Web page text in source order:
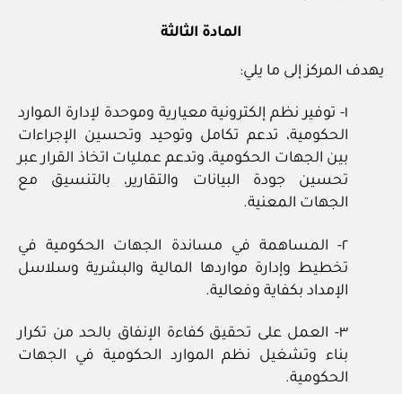
المادة الثالثة
يهدف المركز إلى ما يلي:
١- توفير نظم إلكترونية معيارية وموحدة لإدارة الموارد
الحكومية، تدعم تكامل وتوحيد وتحسين الإجراءات
بين الجهات الحكومية، وتدعم عمليات اتخاذ القرار عبر
تحسين جودة البيانات والتقارير، بالتنسيق مع
الجهات المعنية.
٢- المساهمة في مساندة الجهات الحكومية في
تخطيط وإدارة مواردها المالية والبشرية وسلاسل
الإمداد بكفاية وفعالية.
٣- العمل على تحقيق كفاءة الإنفاق بالحد من تكرار
بناء وتشغيل نظم الموارد الحكومية في الجهات
الحكومية.